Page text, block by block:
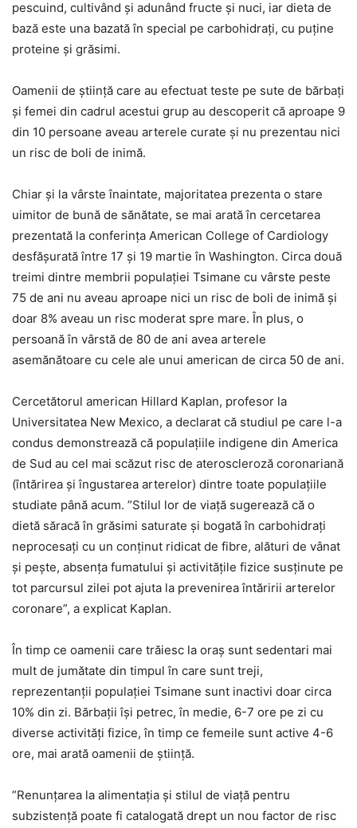
pescuind, cultivând și adunând fructe și nuci, iar dieta de
bază este una bazată în special pe carbohidrați, cu puține
proteine și grăsimi.
Oamenii de știință care au efectuat teste pe sute de bărbați
și femei din cadrul acestui grup au descoperit că aproape 9
din 10 persoane aveau arterele curate și nu prezentau nici
un risc de boli de inimă.
Chiar și la vârste înaintate, majoritatea prezenta o stare
uimitor de bună de sănătate, se mai arată în cercetarea
prezentată la conferința American College of Cardiology
desfășurată între 17 și 19 martie în Washington. Circa două
treimi dintre membrii populației Tsimane cu vârste peste
75 de ani nu aveau aproape nici un risc de boli de inimă și
doar 8% aveau un risc moderat spre mare. În plus, o
persoană în vârstă de 80 de ani avea arterele
asemănătoare cu cele ale unui american de circa 50 de ani.
Cercetătorul american Hillard Kaplan, profesor la
Universitatea New Mexico, a declarat că studiul pe care l-a
condus demonstrează că populațiile indigene din America
de Sud au cel mai scăzut risc de ateroscleroză coronariană
(întărirea și îngustarea arterelor) dintre toate populațiile
studiate până acum. ”Stilul lor de viață sugerează că o
dietă săracă în grăsimi saturate și bogată în carbohidrați
neprocesați cu un conținut ridicat de fibre, alături de vânat
și pește, absența fumatului și activitățile fizice susținute pe
tot parcursul zilei pot ajuta la prevenirea întăririi arterelor
coronare”, a explicat Kaplan.
În timp ce oamenii care trăiesc la oraș sunt sedentari mai
mult de jumătate din timpul în care sunt treji,
reprezentanții populației Tsimane sunt inactivi doar circa
10% din zi. Bărbații își petrec, în medie, 6-7 ore pe zi cu
diverse activități fizice, în timp ce femeile sunt active 4-6
ore, mai arată oamenii de știință.
”Renunțarea la alimentația și stilul de viață pentru
subzistență poate fi catalogată drept un nou factor de risc